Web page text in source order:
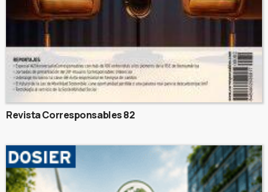
Revista Corresponsables 82